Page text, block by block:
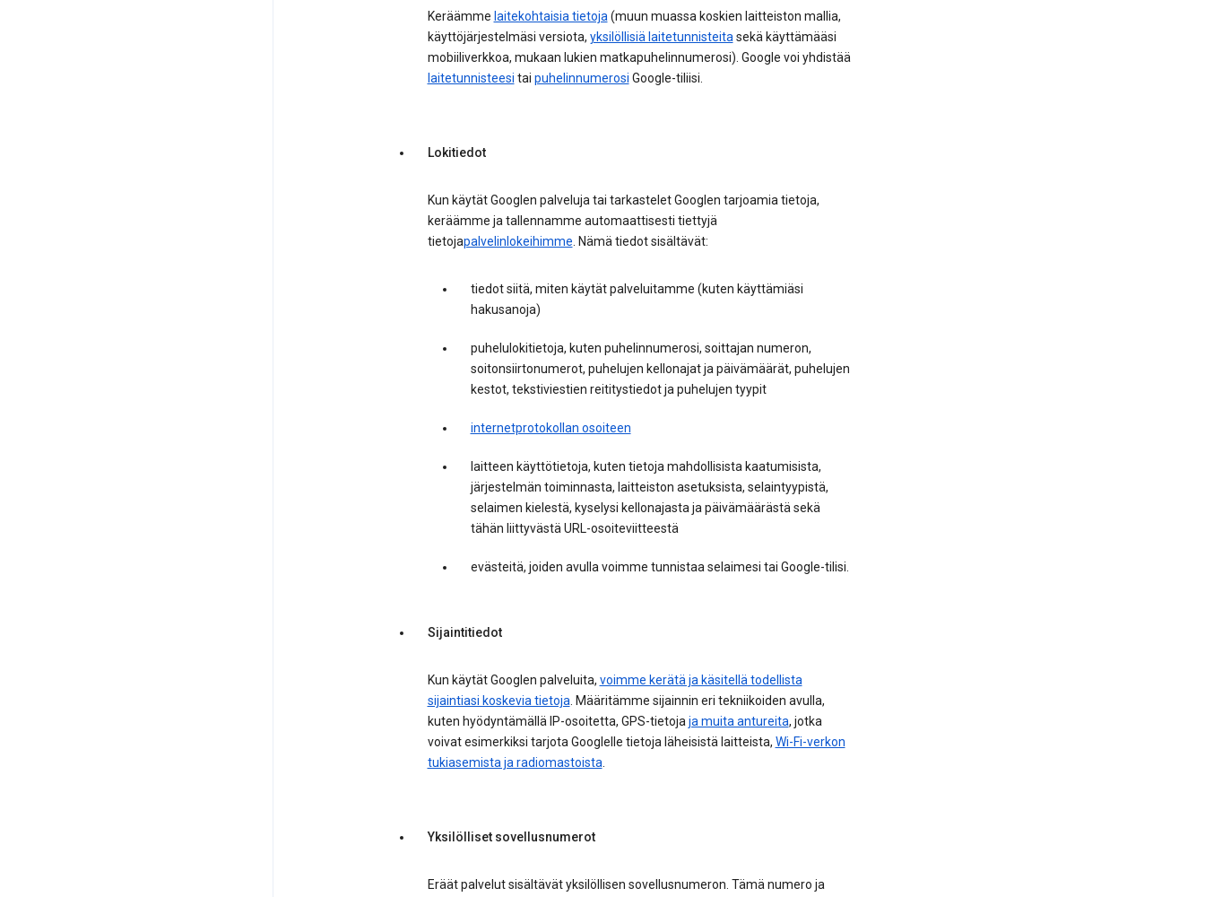
Keräämme laitekohtaisia tietoja(muun muassa koskien laitteiston mallia,
käyttöjärjestelmäsi versiota, yksilöllisiä laitetunnisteitasekä käyttämääsi
mobiiliverkkoa, mukaan lukien matkapuhelinnumerosi). Google voi yhdistää
laitetunnisteesi tai puhelinnumerosi Google-tiliisi.
Lokitiedot
Kun käytät Googlen palveluja tai tarkastelet Googlen tarjoamia tietoja,
keräämme ja tallennamme automaattisesti tiettyjä
tietojapalvelinlokeihimme. Nämä tiedot sisältävät:
tiedot siitä, miten käytät palveluitamme (kuten käyttämiäsi
hakusanoja)
puhelulokitietoja, kuten puhelinnumerosi, soittajan numeron,
soitonsiirtonumerot, puhelujen kellonajat ja päivämäärät, puhelujen
kestot, tekstiviestien reititystiedot ja puhelujen tyypit
internetprotokollan osoiteen
laitteen käyttötietoja, kuten tietoja mahdollisista kaatumisista,
järjestelmän toiminnasta, laitteiston asetuksista, selaintyypistä,
selaimen kielestä, kyselysi kellonajasta ja päivämäärästä sekä
tähän liittyvästä URL-osoiteviitteestä
evästeitä, joiden avulla voimme tunnistaa selaimesi tai Google-tilisi.
Sijaintitiedot
Kun käytät Googlen palveluita, voimme kerätä ja käsitellä todellista
sijaintiasi koskevia tietoja. Määritämme sijainnin eri tekniikoiden avulla,
kuten hyödyntämällä IP-osoitetta, GPS-tietojaja muita antureita, jotka
voivat esimerkiksi tarjota Googlelle tietoja läheisistä laitteista, Wi-Fi-verkon
tukiasemista ja radiomastoista.
Yksilölliset sovellusnumerot
Eräät palvelut sisältävät yksilöllisen sovellusnumeron. Tämä numero ja